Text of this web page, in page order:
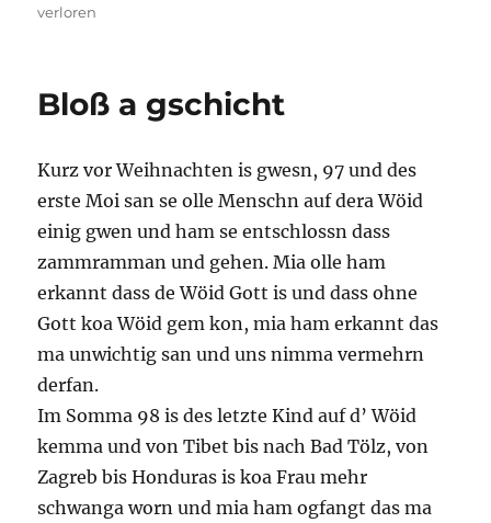
on
verloren
Bloß a gschicht
Kurz vor Weihnachten is gwesn, 97 und des
erste Moi san se olle Menschn auf dera Wöid
einig gwen und ham se entschlossn dass
zammramman und gehen. Mia olle ham
erkannt dass de Wöid Gott is und dass ohne
Gott koa Wöid gem kon, mia ham erkannt das
ma unwichtig san und uns nimma vermehrn
derfan.
Im Somma 98 is des letzte Kind auf d’ Wöid
kemma und von Tibet bis nach Bad Tölz, von
Zagreb bis Honduras is koa Frau mehr
schwanga worn und mia ham ogfangt das ma